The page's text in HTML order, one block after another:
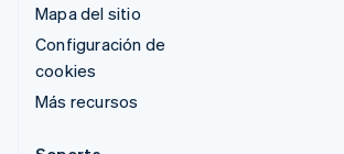
Mapa del sitio
Configuración de
cookies
Más recursos